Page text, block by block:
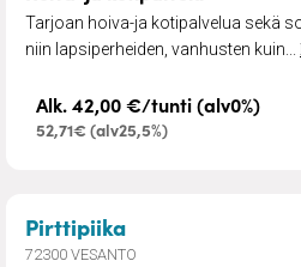
Tarjoan hoiva-ja kotipalvelua sekä
niin lapsiperheiden, vanhusten kuin...
Alk. 42,00 €/tunti (alv0%)
52,71€ (alv25,5%)
Pirttipiika–
72300 VESANTO